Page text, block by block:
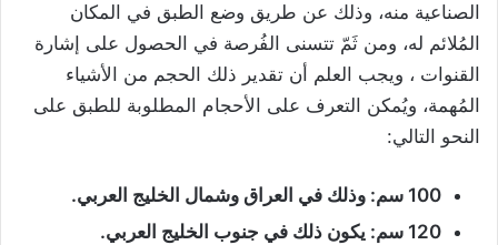
الصناعية منه، وذلك عن طريق وضع الطبق في المكان
المُلائم له، ومن ثَمّ تتسنى الفُرصة في الحصول على إشارة
القنوات ، ويجب العلم أن تقدير ذلك الحجم من الأشياء
المُهمة، ويُمكن التعرف على الأحجام المطلوبة للطبق على
النحو التالي:
100 سم: وذلك في العراق وشمال الخليج العربي.
120 سم: يكون ذلك في جنوب الخليج العربي.